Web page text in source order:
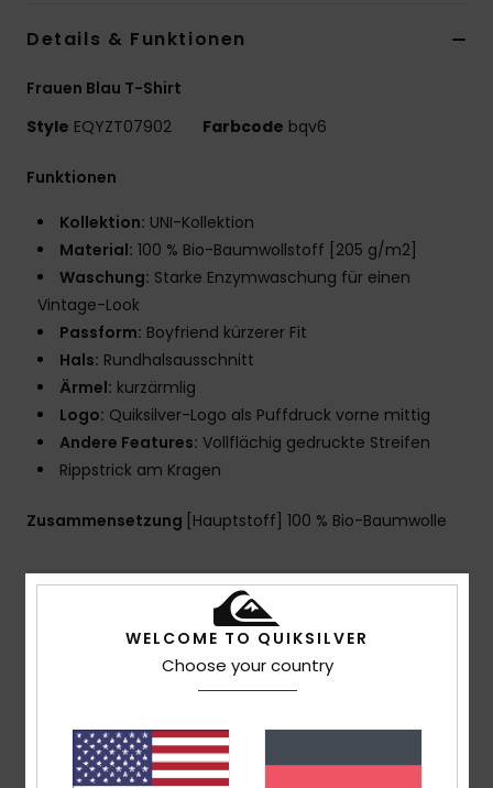
Details & Funktionen
Frauen Blau T-Shirt
Style EQYZT07902 Farbcode bqv6
Funktionen
Kollektion: UNI-Kollektion
Material: 100 % Bio-Baumwollstoff [205 g/m2]
Waschung: Starke Enzymwaschung für einen
Vintage-Look
Passform: Boyfriend kürzerer Fit
Hals: Rundhalsausschnitt
Ärmel: kurzärmlig
Logo: Quiksilver-Logo als Puffdruck vorne mittig
Andere Features: Vollflächig gedruckte Streifen
Rippstrick am Kragen
Zusammensetzung [Hauptstoff] 100 % Bio-Baumwolle
Versand & Rückversand
Kundenbewertungen
Durchschnittliche Bewertung
WELCOME TO QUIKSILVER
Choose your country